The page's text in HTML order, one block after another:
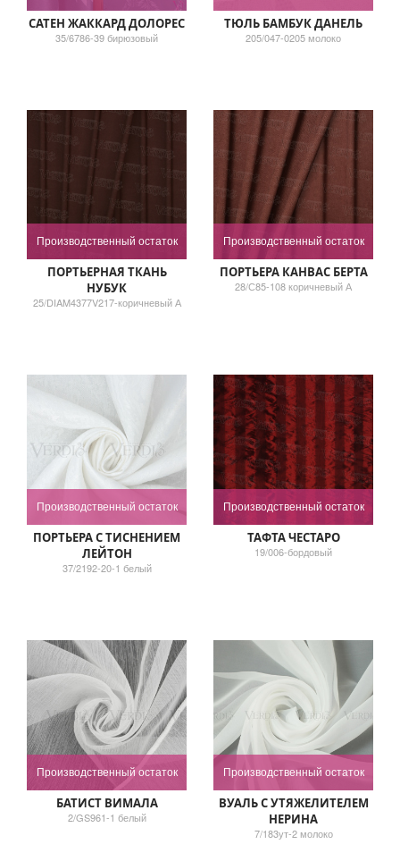
САТЕН ЖАККАРД ДОЛОРЕС
35/6786-39 бирюзовый
ТЮЛЬ БАМБУК ДАНЕЛЬ
205/047-0205 молоко
Производственный остаток
ПОРТЬЕРНАЯ ТКАНЬ
НУБУК
25/DIAM4377V217-коричневый А
Производственный остаток
ПОРТЬЕРА КАНВАС БЕРТА
28/С85-108 коричневый А
Производственный остаток
ПОРТЬЕРА С ТИСНЕНИЕМ
ЛЕЙТОН
37/2192-20-1 белый
Производственный остаток
ТАФТА ЧЕСТАРО
19/006-бордовый
Производственный остаток
БАТИСТ ВИМАЛА
2/GS961-1 белый
Производственный остаток
ВУАЛЬ С УТЯЖЕЛИТЕЛЕМ
НЕРИНА
7/183ут-2 молоко